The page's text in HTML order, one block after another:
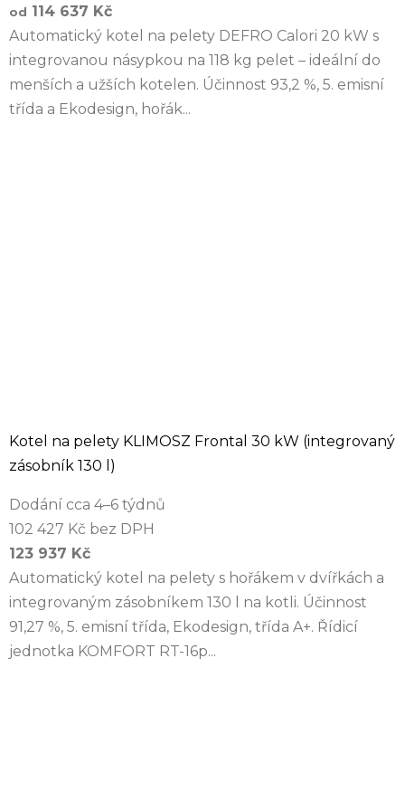
od 114 637 Kč
Automatický kotel na pelety DEFRO Calori 20 kW s
integrovanou násypkou na 118 kg pelet – ideální do
menších a užších kotelen. Účinnost 93,2 %, 5. emisní
třída a Ekodesign, hořák...
Kotel na pelety KLIMOSZ Frontal 30 kW (integrovaný
zásobník 130 l)
Dodání cca 4–6 týdnů
102 427 Kč bez DPH
123 937 Kč
Automatický kotel na pelety s hořákem v dvířkách a
integrovaným zásobníkem 130 l na kotli. Účinnost
91,27 %, 5. emisní třída, Ekodesign, třída A+. Řídicí
jednotka KOMFORT RT-16p...